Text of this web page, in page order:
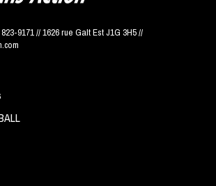
9171 // 1626 rue Galt Est J1G 3H5 //